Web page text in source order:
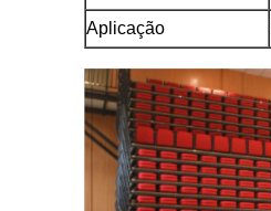
Aplicação